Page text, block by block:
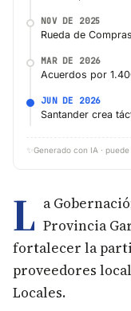
NOV DE 2025
Rueda de
MAR DE 2026
Acuerdos por
JUN DE 2026
Santander crea
✨ Generado con IA ·
L a
Provincia
fortalecer la
proveedores
Locales.